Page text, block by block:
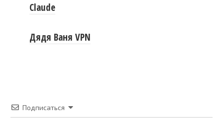
Claude
Дядя Ваня VPN
Подписаться